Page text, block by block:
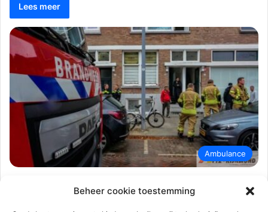
Beheer cookie toestemming
Lees meer
Ambulance
Vergeten pannetje veroorzaakt flinke